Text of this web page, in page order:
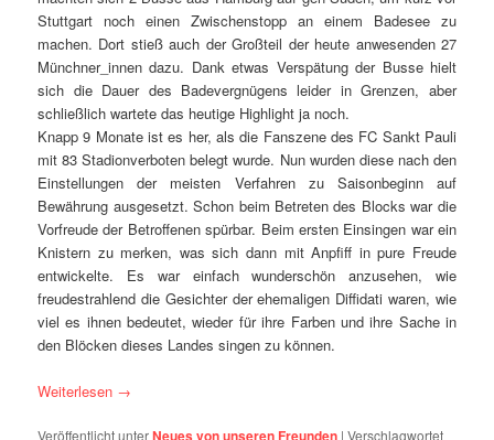
Stuttgart noch einen Zwischenstopp an einem Badesee zu
machen. Dort stieß auch der Großteil der heute anwesenden 27
Münchner_innen dazu. Dank etwas Verspätung der Busse hielt
sich die Dauer des Badevergnügens leider in Grenzen, aber
schließlich wartete das heutige Highlight ja noch.
Knapp 9 Monate ist es her, als die Fanszene des FC Sankt Pauli
mit 83 Stadionverboten belegt wurde. Nun wurden diese nach den
Einstellungen der meisten Verfahren zu Saisonbeginn auf
Bewährung ausgesetzt. Schon beim Betreten des Blocks war die
Vorfreude der Betroffenen spürbar. Beim ersten Einsingen war ein
Knistern zu merken, was sich dann mit Anpfiff in pure Freude
entwickelte. Es war einfach wunderschön anzusehen, wie
freudestrahlend die Gesichter der ehemaligen Diffidati waren, wie
viel es ihnen bedeutet, wieder für ihre Farben und ihre Sache in
den Blöcken dieses Landes singen zu können.
Weiterlesen →
Veröffentlicht unterNeues von unseren Freunden |Verschlagwortet